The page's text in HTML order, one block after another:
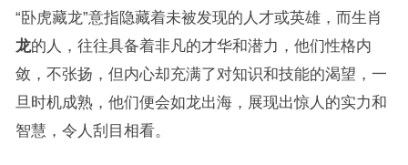
“卧虎藏龙”意指隐藏着未被发现的人才或英雄，而生肖
龙的人，往往具备着非凡的才华和潜力，他们性格内
敛，不张扬，但内心却充满了对知识和技能的渴望，一
旦时机成熟，他们便会如龙出海，展现出惊人的实力和
智慧，令人刮目相看。